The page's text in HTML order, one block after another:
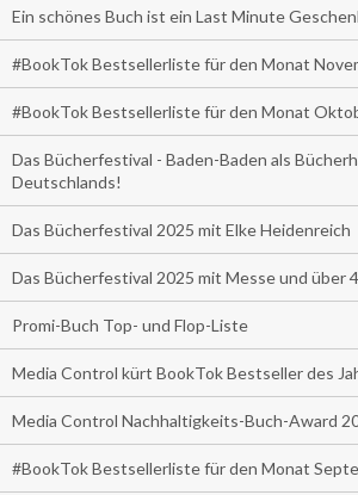
Ein schönes Buch ist ein Last Minute
#BookTok Bestsellerliste für den Monat
#BookTok Bestsellerliste für den Monat
Das Bücherfestival - Baden-Baden als
Deutschlands!
Das Bücherfestival 2025 mit Elke Heidenreich
Das Bücherfestival 2025 mit Messe und über
Promi-Buch Top- und Flop-Liste
Media Control kürt BookTok Bestseller des
Media Control Nachhaltigkeits-Buch-Award
#BookTok Bestsellerliste für den Monat